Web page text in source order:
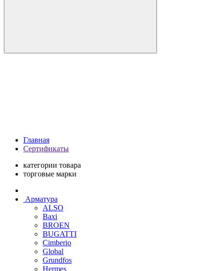
Главная
Сертификаты
категории товара
торговые марки
Арматура
ALSO
Baxi
BROEN
BUGATTI
Cimberio
Global
Grundfos
Hermes